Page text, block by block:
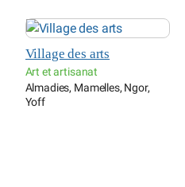
Village des arts
Art et artisanat
Almadies, Mamelles, Ngor,
Yoff